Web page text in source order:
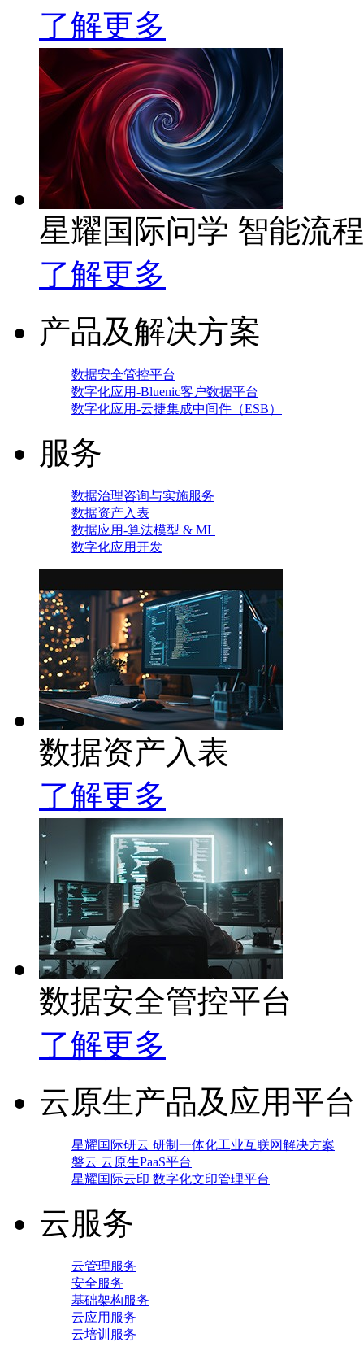
了解更多
星耀国际问学 智能流
了解更多
产品及解决方案
数据安全管控平台
数字化应用-Bluenic客户数据平台
数字化应用-云捷集成中间件（ESB）
服务
数据治理咨询与实施服务
数据资产入表
数据应用-算法模型 & ML
数字化应用开发
数据资产入表
了解更多
数据安全管控平台
了解更多
云原生产品及应用平台
星耀国际研云 研制一体化工业互联网解决方案
磐云 云原生PaaS平台
星耀国际云印 数字化文印管理平台
云服务
云管理服务
安全服务
基础架构服务
云应用服务
云培训服务